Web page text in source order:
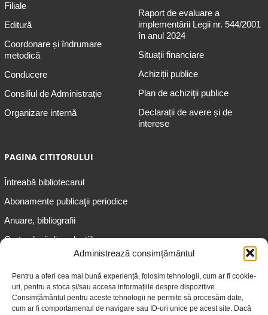
Administrează consimțământul
Pentru a oferi cea mai bună experiență, folosim tehnologii, cum ar fi cookie-
uri, pentru a stoca și/sau accesa informațiile despre dispozitive.
Consimțământul pentru aceste tehnologii ne permite să procesăm date,
cum ar fi comportamentul de navigare sau ID-uri unice pe acest site. Dacă
Filiale
Editură
Coordonare și îndrumare
metodică
Conducere
Consiliul de Administrație
Organizare internă
Raport de evaluare a
implementării Legii nr. 544/2001
în anul 2024
Situații financiare
Achiziții publice
Plan de achiziţii publice
Declarații de avere și de
interese
PAGINA CITITORULUI
Întreabă bibliotecarul
Abonamente publicaţii periodice
Anuare, bibliografii
Cartea lunii din colecțiile
Informații pentru adolescenți
Informații pentru adulți